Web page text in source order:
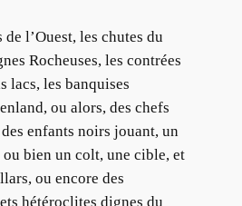
l’Ouest, les chutes du
Rocheuses, les contrées
lacs, les banquises
ou alors, des chefs
enfants noirs jouant, un
bien un colt, une cible, et
ou encore des
hétéroclites dignes du